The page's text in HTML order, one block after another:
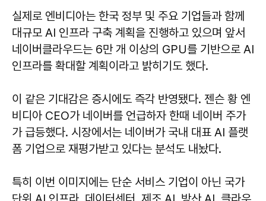
실제로 엔비디아는 한국 정부 및 주요 기업들과 함께
대규모 AI 인프라 구축 계획을 진행하고 있으며 앞서
네이버클라우드는 6만 개 이상의 GPU를 기반으로 AI
인프라를 확대할 계획이라고 밝히기도 했다.
이 같은 기대감은 증시에도 즉각 반영됐다. 젠슨 황 엔
비디아 CEO가 네이버를 언급하자 한때 네이버 주가
가 급등했다. 시장에서는 네이버가 국내 대표 AI 플랫
폼 기업으로 재평가받고 있다는 분석도 내놨다.
특히 이번 이미지에는 단순 서비스 기업이 아닌 국가